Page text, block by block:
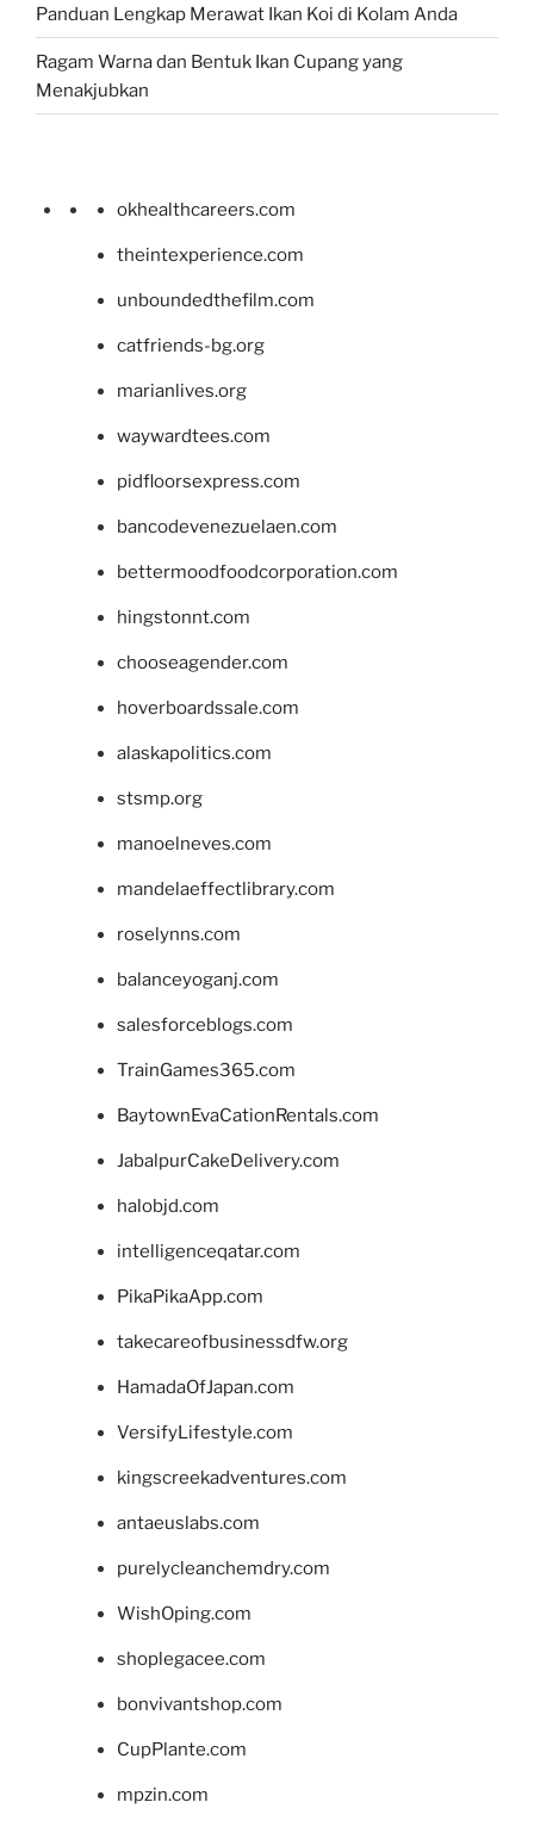
Panduan Lengkap Merawat Ikan Koi di Kolam Anda
Ragam Warna dan Bentuk Ikan Cupang yang
Menakjubkan
okhealthcareers.com
theintexperience.com
unboundedthefilm.com
catfriends-bg.org
marianlives.org
waywardtees.com
pidfloorsexpress.com
bancodevenezuelaen.com
bettermoodfoodcorporation.com
hingstonnt.com
chooseagender.com
hoverboardssale.com
alaskapolitics.com
stsmp.org
manoelneves.com
mandelaeffectlibrary.com
roselynns.com
balanceyoganj.com
salesforceblogs.com
TrainGames365.com
BaytownEvaCationRentals.com
JabalpurCakeDelivery.com
halobjd.com
intelligenceqatar.com
PikaPikaApp.com
takecareofbusinessdfw.org
HamadaOfJapan.com
VersifyLifestyle.com
kingscreekadventures.com
antaeuslabs.com
purelycleanchemdry.com
WishOping.com
shoplegacee.com
bonvivantshop.com
CupPlante.com
mpzin.com